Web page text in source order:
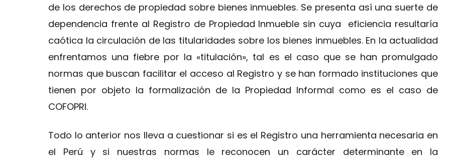
de los derechos de propiedad sobre bienes inmuebles. Se presenta así una suerte de
dependencia frente al Registro de Propiedad Inmueble sin cuya eficiencia resultaría
caótica la circulación de las titularidades sobre los bienes inmuebles. En la actualidad
enfrentamos una fiebre por la «titulación», tal es el caso que se han promulgado
normas que buscan facilitar el acceso al Registro y se han formado instituciones que
tienen por objeto la formalización de la Propiedad Informal como es el caso de
COFOPRI.
Todo lo anterior nos lleva a cuestionar si es el Registro una herramienta necesaria en
el Perú y si nuestras normas le reconocen un carácter determinante en la